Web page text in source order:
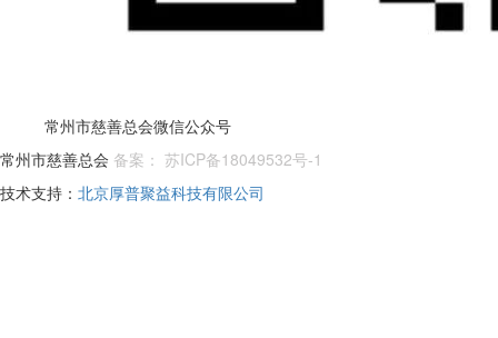
常州市慈善总会微信公众号
常州市慈善总会 备案： 苏ICP备18049532号-1
技术支持： 北京厚普聚益科技有限公司